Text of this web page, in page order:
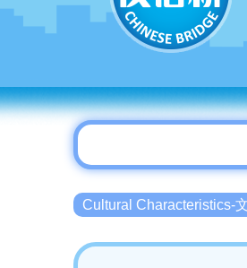
Cultural Characteristics-